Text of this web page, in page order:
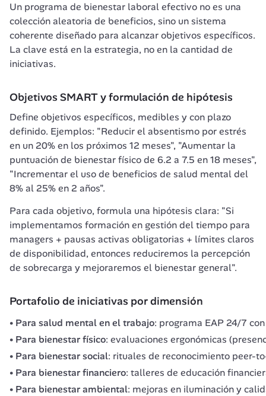
Un programa de bienestar laboral efectivo no es una
colección aleatoria de beneficios, sino un sistema
coherente diseñado para alcanzar objetivos específicos.
La clave está en la estrategia, no en la cantidad de
iniciativas.
Objetivos SMART y formulación de hipótesis
Define objetivos específicos, medibles y con plazo
definido. Ejemplos: "Reducir el absentismo por estrés
en un 20% en los próximos 12 meses", "Aumentar la
puntuación de bienestar físico de 6.2 a 7.5 en 18 meses",
"Incrementar el uso de beneficios de salud mental del
8% al 25% en 2 años".
Para cada objetivo, formula una hipótesis clara: "Si
implementamos formación en gestión del tiempo para
managers + pausas activas obligatorias + límites claros
de disponibilidad, entonces reduciremos la percepción
de sobrecarga y mejoraremos el bienestar general".
Portafolio de iniciativas por dimensión
Para salud mental en el trabajo: programa EAP 24/7
Para bienestar físico: evaluaciones ergonómicas
Para bienestar social: rituales de reconocimiento peer-
Para bienestar financiero: talleres de educación
Para bienestar ambiental: mejoras en iluminación y